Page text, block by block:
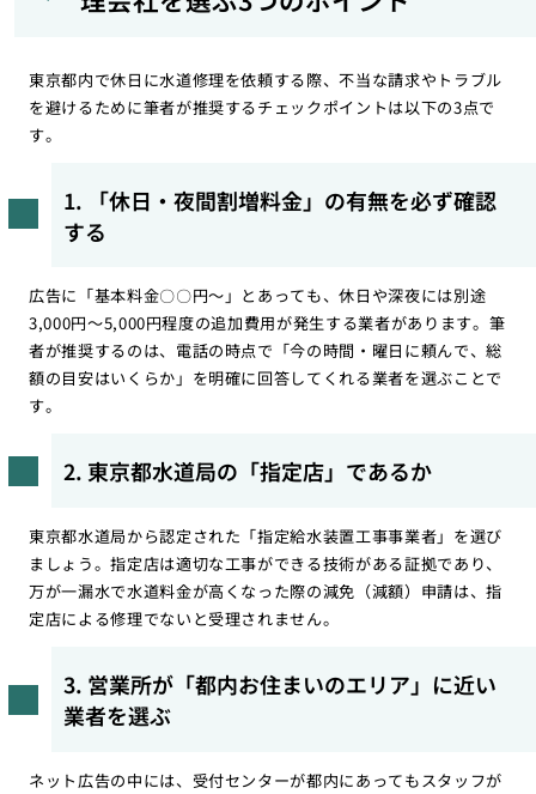
東京都内で休日に水道修理を依頼する際、不当な請求やトラブル
を避けるために筆者が推奨するチェックポイントは以下の3点で
す。
1. 「休日・夜間割増料金」の有無を必ず確認
する
広告に「基本料金〇〇円〜」とあっても、休日や深夜には別途
3,000円〜5,000円程度の追加費用が発生する業者があります。筆
者が推奨するのは、電話の時点で「今の時間・曜日に頼んで、総
額の目安はいくらか」を明確に回答してくれる業者を選ぶことで
す。
2. 東京都水道局の「指定店」であるか
東京都水道局から認定された「指定給水装置工事事業者」を選び
ましょう。指定店は適切な工事ができる技術がある証拠であり、
万が一漏水で水道料金が高くなった際の減免（減額）申請は、指
定店による修理でないと受理されません。
3. 営業所が「都内お住まいのエリア」に近い
業者を選ぶ
ネット広告の中には、受付センターが都内にあってもスタッフが